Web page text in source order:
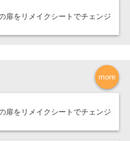
扉をリメイクシートでチェンジ
more
扉をリメイクシートでチェンジ